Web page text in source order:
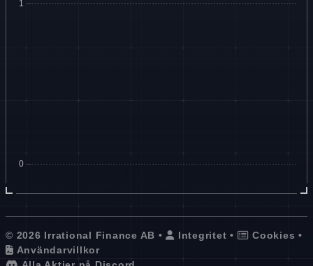
© 2026 Irrational Finance AB • Integritet • Cookies •
Användarvillkor